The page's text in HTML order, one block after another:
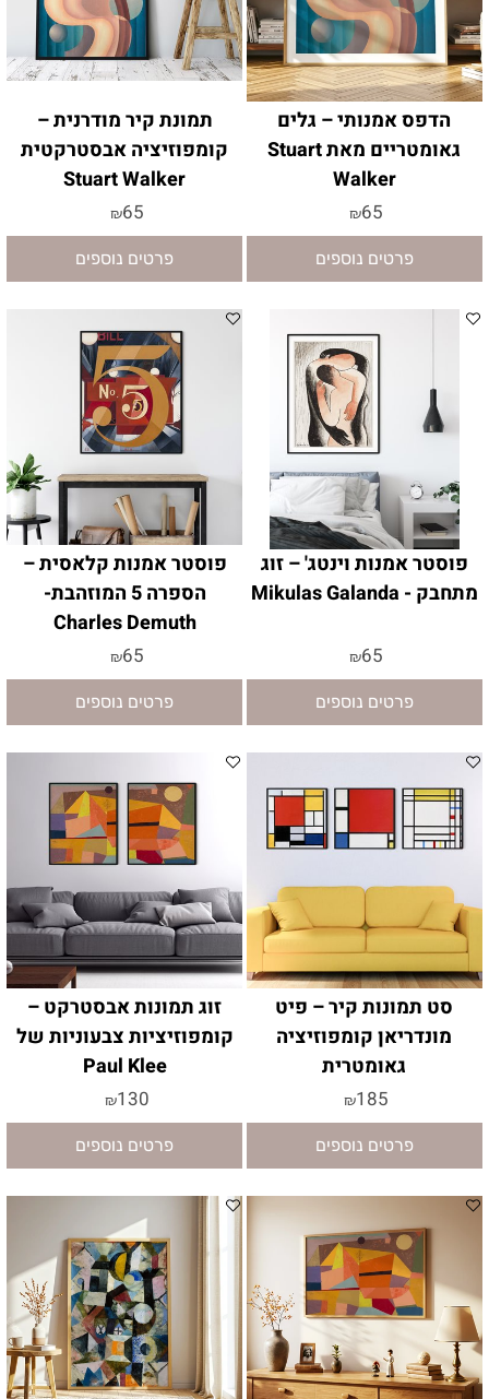
הדפס אמנותי – גלים
גאומטריים מאת Stuart
Walker
₪65
פרטים נוספים
תמונת קיר מודרנית –
קומפוזיציה אבסטרקטית
Stuart Walker
₪65
פרטים נוספים
פוסטר אמנות וינטג' – זוג
מתחבק - Mikulas Galanda
₪65
פרטים נוספים
פוסטר אמנות קלאסית –
הספרה 5 המוזהבת-
Charles Demuth
₪65
פרטים נוספים
סט תמונות קיר – פיט
מונדריאן קומפוזיציה
גאומטרית
₪185
פרטים נוספים
זוג תמונות אבסטרקט –
קומפוזיציות צבעוניות של
Paul Klee
₪130
פרטים נוספים